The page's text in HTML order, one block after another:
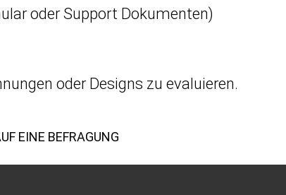
oder Support Dokumenten)
oder Designs zu evaluieren.
EINE BEFRAGUNG